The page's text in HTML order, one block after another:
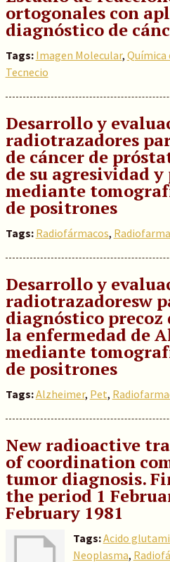
ortogonales con
diagnóstico de
Tags: Imagen Molecular, Química
Tecnecio
Desarrollo y
radiotrazadores
de cáncer de
de su agresividad
mediante
de positrones
Tags: Radiofármacos,
Desarrollo y
radiotrazadoresw
diagnóstico
la enfermedad de
mediante
de positrones
Tags:Alzheimer, Pet,
New radioactive
of coordination
tumor diagnosis.
the period 1
February 1981
Tags:Acido
Neoplasma,